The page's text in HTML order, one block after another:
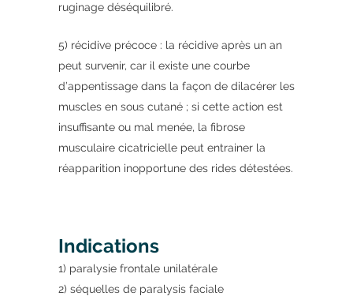
ruginage déséquilibré.
5) récidive précoce : la récidive après un an
peut survenir, car il existe une courbe
d’appentissage dans la façon de dilacérer les
muscles en sous cutané ; si cette action est
insuffisante ou mal menée, la fibrose
musculaire cicatricielle peut entrainer la
réapparition inopportune des rides détestées.
Indications
1) paralysie frontale unilatérale
2) séquelles de paralysis faciale